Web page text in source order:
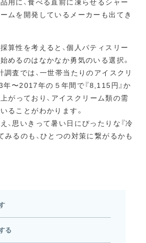
用に、食べる直前に凍らせるシャー
ムを開発しているメーカーも出てき
算性を考えると、個人パティスリー
めるのはなかなか勇気のいる選択。
調査では、一世帯当たりのアイスクリ
〜2017年の５年間で『8,115円』か
がっており、アイスクリーム類の需
ることがわかります。
、思いきって暑い日にぴったりな『冷
みるのも、ひとつの対策に繋がるかも
る